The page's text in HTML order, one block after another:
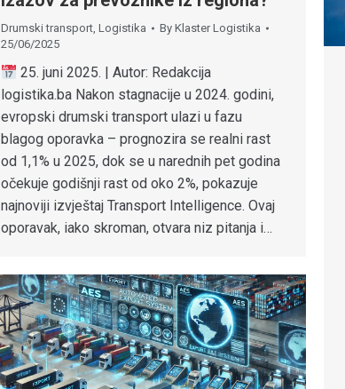
Drumski transport, Logistika By Klaster Logistika
25/06/2025
25. juni 2025. | Autor: Redakcija
logistika.ba Nakon stagnacije u 2024. godini,
evropski drumski transport ulazi u fazu
blagog oporavka – prognozira se realni rast
od 1,1% u 2025, dok se u narednih pet godina
očekuje godišnji rast od oko 2%, pokazuje
najnoviji izvještaj Transport Intelligence. Ovaj
oporavak, iako skroman, otvara niz pitanja i…